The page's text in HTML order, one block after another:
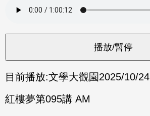
目前播放:文學大觀園2025/10/24
紅樓夢第095講 AM